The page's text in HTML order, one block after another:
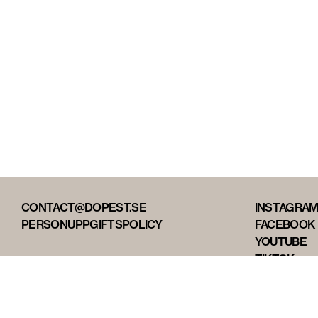
CONTACT@DOPEST.SE
PERSONUPPGIFTSPOLICY
INSTAGRAM
FACEBOOK
YOUTUBE
TIKTOK